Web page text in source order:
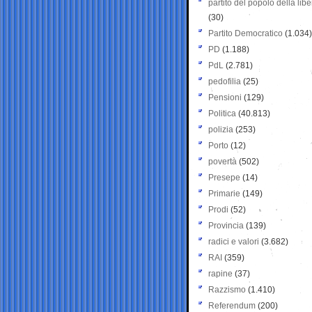
partito del popolo della
(30)
Partito Democratico (1.034)
PD (1.188)
PdL (2.781)
pedofilia (25)
Pensioni (129)
Politica (40.813)
polizia (253)
Porto (12)
povertà (502)
Presepe (14)
Primarie (149)
Prodi (52)
Provincia (139)
radici e valori (3.682)
RAI (359)
rapine (37)
Razzismo (1.410)
Referendum (200)